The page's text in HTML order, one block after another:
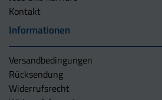
Kontakt
Informationen
Versandbedingungen
Rücksendung
Widerrufsrecht